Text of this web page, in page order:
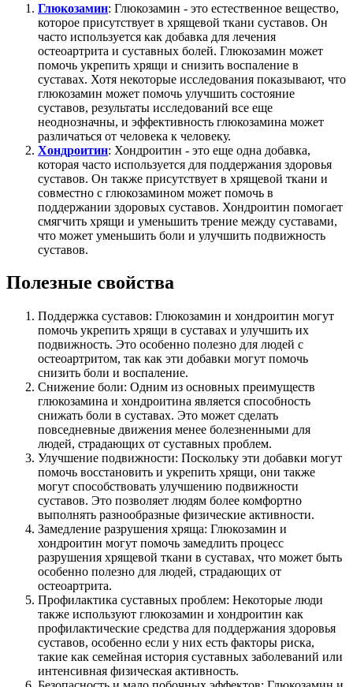
Глюкозамин: Глюкозамин - это естественное вещество,
которое присутствует в хрящевой ткани суставов. Он
часто используется как добавка для лечения
остеоартрита и суставных болей. Глюкозамин может
помочь укрепить хрящи и снизить воспаление в
суставах. Хотя некоторые исследования показывают, что
глюкозамин может помочь улучшить состояние
суставов, результаты исследований все еще
неоднозначны, и эффективность глюкозамина может
различаться от человека к человеку.
Хондроитин: Хондроитин - это еще одна добавка,
которая часто используется для поддержания здоровья
суставов. Он также присутствует в хрящевой ткани и
совместно с глюкозамином может помочь в
поддержании здоровых суставов. Хондроитин помогает
смягчить хрящи и уменьшить трение между суставами,
что может уменьшить боли и улучшить подвижность
суставов.
Полезные свойства
Поддержка суставов: Глюкозамин и хондроитин могут
помочь укрепить хрящи в суставах и улучшить их
подвижность. Это особенно полезно для людей с
остеоартритом, так как эти добавки могут помочь
снизить боли и воспаление.
Снижение боли: Одним из основных преимуществ
глюкозамина и хондроитина является способность
снижать боли в суставах. Это может сделать
повседневные движения менее болезненными для
людей, страдающих от суставных проблем.
Улучшение подвижности: Поскольку эти добавки могут
помочь восстановить и укрепить хрящи, они также
могут способствовать улучшению подвижности
суставов. Это позволяет людям более комфортно
выполнять разнообразные физические активности.
Замедление разрушения хряща: Глюкозамин и
хондроитин могут помочь замедлить процесс
разрушения хрящевой ткани в суставах, что может быть
особенно полезно для людей, страдающих от
остеоартрита.
Профилактика суставных проблем: Некоторые люди
также используют глюкозамин и хондроитин как
профилактические средства для поддержания здоровья
суставов, особенно если у них есть факторы риска,
такие как семейная история суставных заболеваний или
интенсивная физическая активность.